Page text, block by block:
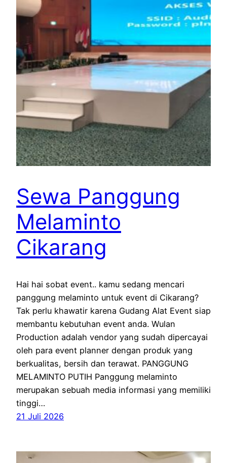
Sewa Panggung
Melaminto
Cikarang
Hai hai sobat event.. kamu sedang mencari
panggung melaminto untuk event di Cikarang?
Tak perlu khawatir karena Gudang Alat Event siap
membantu kebutuhan event anda. Wulan
Production adalah vendor yang sudah dipercayai
oleh para event planner dengan produk yang
berkualitas, bersih dan terawat. PANGGUNG
MELAMINTO PUTIH Panggung melaminto
merupakan sebuah media informasi yang memiliki
tinggi…
21 Juli 2026